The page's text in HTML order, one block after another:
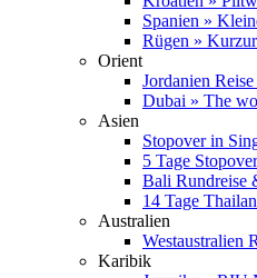
Spanien »
Rügen »
Orient
Jordanien
Dubai » The
Asien
Stopover in
5 Tage
Bali Rundreise
14 Tage
Australien
Westaustralien
Karibik